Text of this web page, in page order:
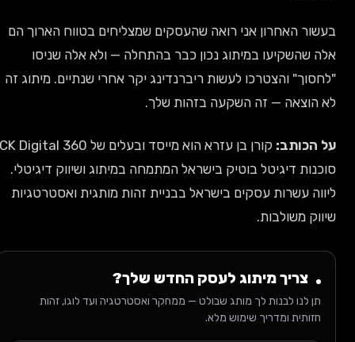
בעשור האחרון אני רואה שהעסקים שמצליחים בטווח הארוך הם
אלה שהשקיעו במיתוג נכון כבר בהתחלה — ולא אלה שניסו
"לחסוך" והצטרכו לעשות ריברנדינג יקר אחרי שנתיים. מיתוג זה
לא הוצאה — זה השקעה בזהות שלך.
על הכותב:
קורן בן עזרא הוא מייסד ובעלים של CK Digital 360,
סוכנות דיגיטל בוטיק בישראל המתמחה במיתוג ושיווק דיגיטלי.
ליווה עשרות עסקים בישראל בבניית זהות מותגית ואסטרטגיות
שיווק משולבות.
צריך מיתוג לעסק החדש שלך?
תן לנו לבנות לך מותג שבולט — ממחקר ואסטרטגיה ועד לוגו, זהות
חזותית ומדריך שימוש מלא.